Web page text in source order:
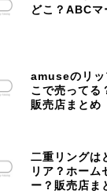
どこ？ABCマ
amuseのリッ
こで売ってる
販売店まとめ
二重リングは
リア？ホーム
ー？販売店ま